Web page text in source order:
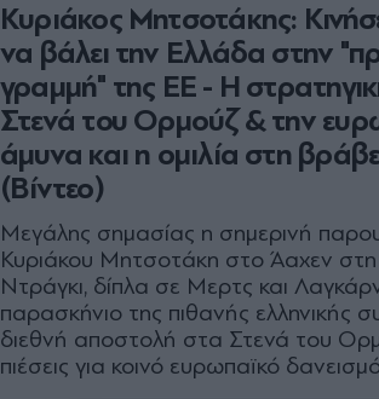
Κυριάκος Μητσοτάκης:
να βάλει την Ελλάδα στην
γραμμή" της ΕΕ - Η
Στενά του Ορμούζ & την
άμυνα και η ομιλία στη
(Βίντεο)
Μεγάλης σημασίας η σημερινή
Κυριάκου Μητσοτάκη στο Άαχεν
Ντράγκι, δίπλα σε Μερτς και
παρασκήνιο της πιθανής ελληνικής
διεθνή αποστολή στα Στενά του
πιέσεις για κοινό ευρωπαϊκό